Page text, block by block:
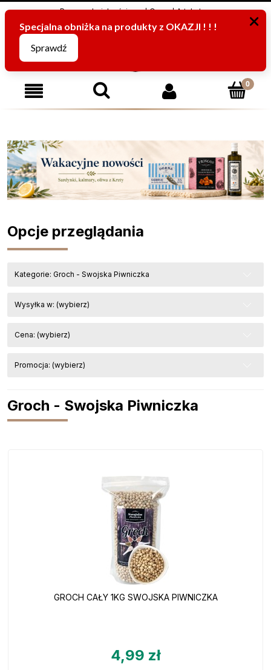
Program Lojalnościowy O nas Artykuły
795816067 (pn-pt od 8:00 -15:00)
Opcje przeglądania
Kategorie: Groch - Swojska Piwniczka
Wysyłka w: (wybierz)
Cena: (wybierz)
Promocja: (wybierz)
Groch - Swojska Piwniczka
GROCH CAŁY 1KG SWOJSKA PIWNICZKA
4,99 zł